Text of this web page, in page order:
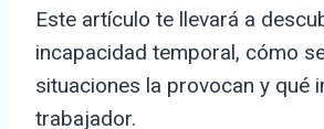
Este artículo te llevará a
incapacidad temporal, cómo
situaciones la provocan y qué
trabajador.